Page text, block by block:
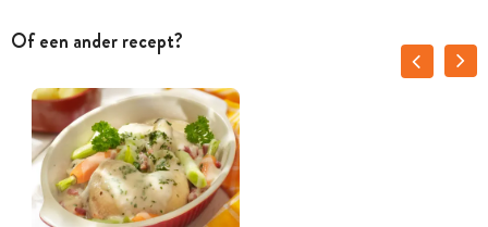
Of een ander recept?